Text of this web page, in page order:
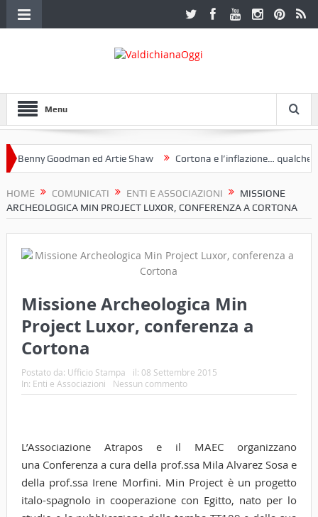
Menu
Goodman ed Artie Shaw Cortona e l’inflazione… qualche
HOME COMUNICATI ENTI E ASSOCIAZIONI
MISSIONE
ARCHEOLOGICA MIN PROJECT LUXOR, CONFERENZA A CORTONA
Missione Archeologica Min
Project Luxor, conferenza a
Cortona
Postato da: Ufficio Stampa il: 08 Settembre 2015
In: Enti e Associazioni Nessun commento
L’Associazione Atrapos e il MAEC organizzano
una Conferenza a cura della prof.ssa Mila Alvarez Sosa e
della prof.ssa Irene Morfini. Min Project è un progetto
italo-spagnolo in cooperazione con Egitto, nato per lo